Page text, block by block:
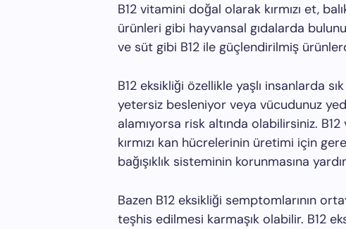
B12 vitamini doğal olarak kırmızı et,
ürünleri gibi hayvansal gıdalarda
ve süt gibi B12 ile güçlendirilmiş
B12 eksikliği özellikle yaşlı insanlarda
yetersiz besleniyor veya vücudunuz
alamıyorsa risk altında olabilirsiniz.
kırmızı kan hücrelerinin üretimi için
bağışıklık sisteminin korunmasına
Bazen B12 eksikliği semptomlarının
teşhis edilmesi karmaşık olabilir. B12